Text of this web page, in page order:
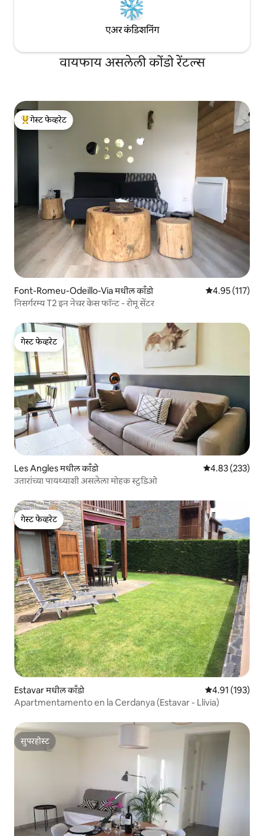
एअर कंडिशनिंग
वायफाय असलेली कोंडो रेंटल्स
टॉप गेस्ट फेव्हरेट
गेस्ट फेव्हरेट
Font-Romeu-Odeillo-Via मधील काँडो 5 पैकी 4.95
4.95 (117)
निसर्गरम्य T2 इन नेचर केस फॉन्ट - रोमू सेंटर
गेस्ट फेव्हरेट
गेस्ट फेव्हरेट
Les Angles मधील काँडो 5 पैकी 4.83
4.83 (233)
उतारांच्या पायथ्याशी असलेला मोहक स्टुडिओ
गेस्ट फेव्हरेट
गेस्ट फेव्हरेट
Estavar मधील काँडो 5 पैकी 4.91
4.91 (193)
Apartmentamento en la Cerdanya (Estavar - Llívia)
सुपरहोस्ट
सुपरहोस्ट